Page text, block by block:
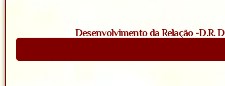
Desenvolvimento da Relação -D.R.